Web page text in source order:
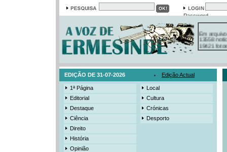
Password
Em arquivo
13558
19421
385
EDIÇÃO DE 31-07-2026 Edição Actual
1ª Página
Editorial
Destaque
Ciência
Direito
História
Opinião
Local
Cultura
Crónicas
Desporto